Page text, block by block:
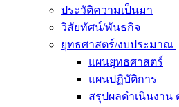
ประวัติความเป็นมา
วิสัยทัศน์/พันธกิจ
ยุทธศาสตร์/งบประมาณ
แผนยุทธศาสตร์
แผนปฏิบัติการ
สรุปผลดำเนินงาน